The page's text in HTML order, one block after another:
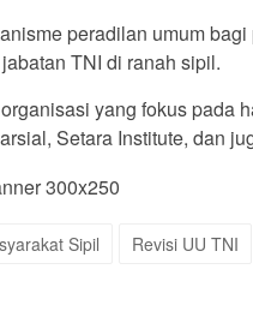
peradilan umum bagi
TNI di ranah sipil.
yang fokus pada
Setara Institute, dan
Sipil
Revisi UU TNI